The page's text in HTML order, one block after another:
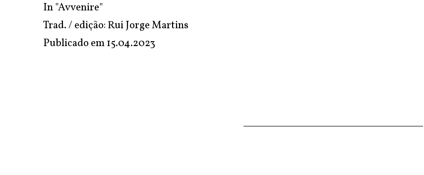
In "Avvenire"
Trad. / edição: Rui Jorge Martins
Publicado em15.04.2023